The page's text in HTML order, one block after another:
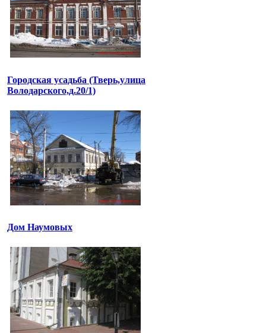
Городская усадьба (Тверь,улица
Володарского,д.20/1)
Дом Наумовых